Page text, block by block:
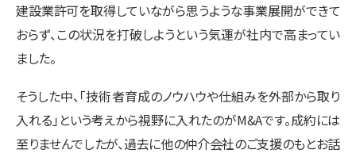
建設業許可を取得していながら思うような事業展開ができて
おらず、この状況を打破しようという気運が社内で高まってい
ました。
そうした中、「技術者育成のノウハウや仕組みを外部から取り
入れる」という考えから視野に入れたのがM&Aです。成約には
至りませんでしたが、過去に他の仲介会社のご支援のもとお話